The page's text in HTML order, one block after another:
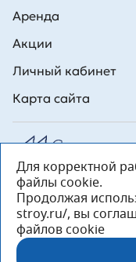
Аренда
Акции
Личный кабинет
Карта сайта
Все права на
ООО Л1 Строительная
представленная на
информационный
публичной офертой,
«ООО «Л1 Строительная
Орджоникидзе, д. 52,
ОГРН 1027804853559»
Для корректной
файлы cookie.
Продолжая
stroy.ru/, вы
файлов cookie